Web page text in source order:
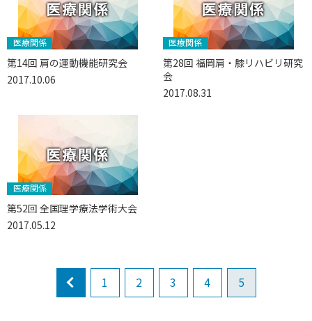
医療関係
第14回 肩の運動機能研究会
2017.10.06
医療関係
第28回 福岡肩・膝リハビリ研究
会
2017.08.31
医療関係
第52回 全国理学療法学術大会
2017.05.12
prev
1 2 3 4 5